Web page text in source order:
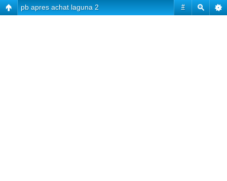
#
pb apres achat laguna 2